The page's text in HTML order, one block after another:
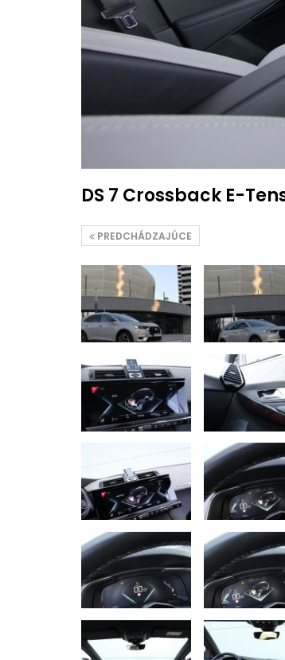
DS 7 Crossback E-
PREDCHÁDZAJÚCE
NOVINKY
Nový Mercedes-
gény bestselleru s
Majo Bona júl 31,